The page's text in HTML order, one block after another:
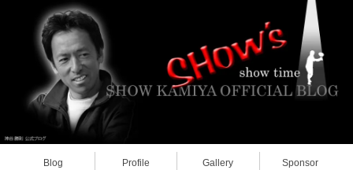
Blog Profile Gallery Sponsor